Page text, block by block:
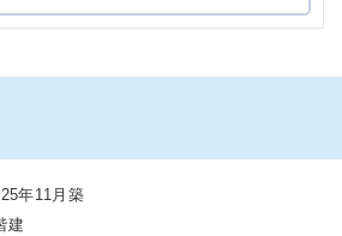
年11月築
建